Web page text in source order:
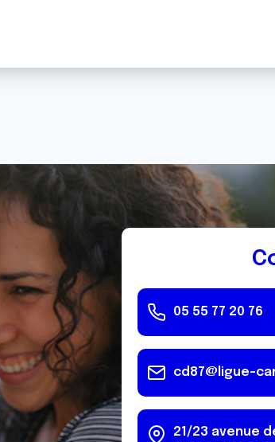
05 55 77 20 76
cd87@ligue-
21/23 avenue